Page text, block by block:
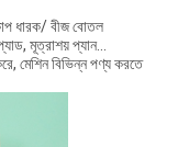
ধারক/ বীজ বোতল
মূত্রাশয় প্যান...
মেশিন বিভিন্ন পণ্য করতে